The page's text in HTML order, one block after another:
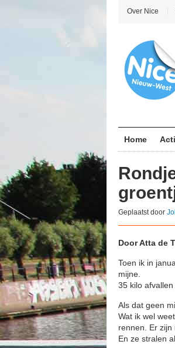
Over Nice
Home
Geplaatst door
Door Atta de
Toen ik in
mijne.
35 kilo
Als dat geen
Wat ik wel
rennen. Er zijn
En ze stralen